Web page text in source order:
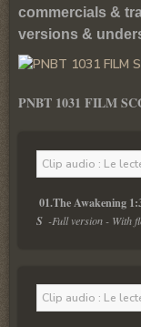
commercials &
versions &
PNBT 1031 FILM
Clip audio : Le
01.The Awakening
S -Full version - With
Clip audio : Le